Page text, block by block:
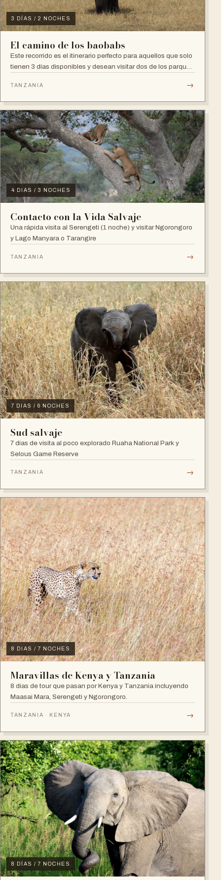
3 DÍAS / 2 NOCHES
El camino de los baobabs
Este recorrido es el itinerario perfecto para aquellos que solo
tienen 3 días disponibles y desean visitar dos de los parques
TANZANIA →
4 DIAS / 3 NOCHES
Contacto con la Vida Salvaje
Una rápida visita al Serengeti (1 noche) y visitar Ngorongoro
y Lago Manyara o Tarangire
TANZANIA →
7 DIAS / 6 NOCHES
Sud salvaje
7 dias de visita al poco explorado Ruaha National Park y
Selous Game Reserve
TANZANIA →
8 DIAS / 7 NOCHES
Maravillas de Kenya y Tanzania
8 dias de tour que pasan por Kenya y Tanzania incluyendo
Maasai Mara, Serengeti y Ngorongoro.
TANZANIA · KENYA →
8 DÍAS / 7 NOCHES